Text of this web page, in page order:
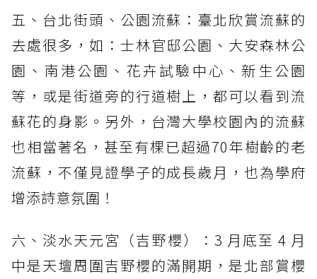
五、台北街頭、公園流蘇：臺北欣賞流蘇的
去處很多，如：士林官邸公園、大安森林公
園、南港公園、花卉試驗中心、新生公園
等，或是街道旁的行道樹上，都可以看到流
蘇花的身影。另外，台灣大學校園內的流蘇
也相當著名，甚至有棵已超過70年樹齡的老
流蘇，不僅見證學子的成長歲月，也為學府
增添詩意氛圍！
六、淡水天元宮（吉野櫻）：3 月底至 4 月
中是天壇周圍吉野櫻的滿開期，是北部賞櫻